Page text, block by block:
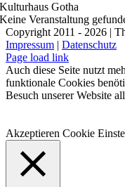
Kulturhaus Gotha
Keine Veranstaltung
Copyright 2011 - 2026 |
Impressum | Datenschutz
Facebook
Instagram
WhatsApp
YouTube
E-
Mail
Telefon
Page load link
Auch diese Seite nutzt
funktionale Cookies
Besuch unserer Website
Akzeptieren Cookie